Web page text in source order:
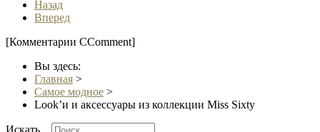
Назад
Вперед
[Комментарии CComment]
Вы здесь:
Главная >
Самое модное >
Look’и и аксессуары из коллекции Miss Sixty
Искать...